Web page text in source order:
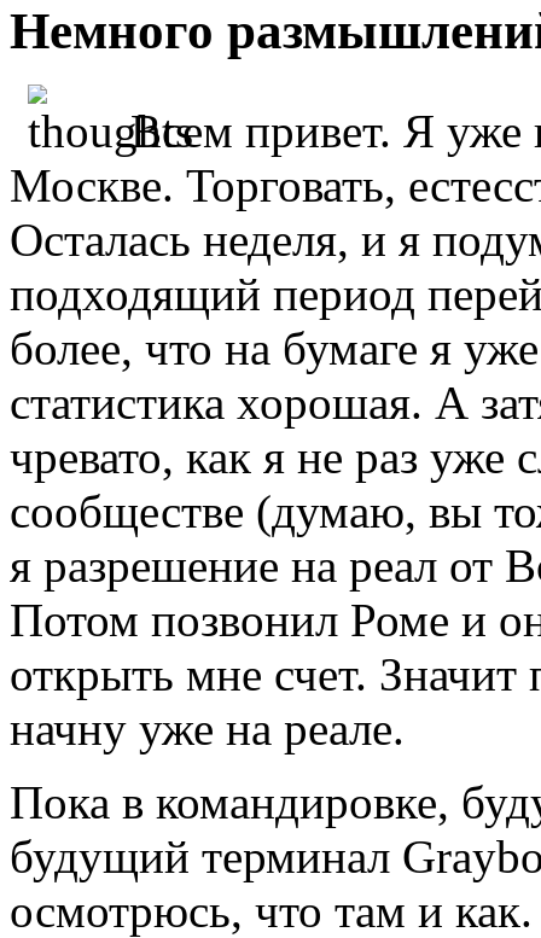
Немного
Всем привет. Я уже
Москве. Торговать,
Осталась неделя, и я
подходящий период
более, что на бумаге я
статистика хорошая. А
чревато, как я не раз уже
сообществе (думаю, вы
я разрешение на реал от
Потом позвонил Роме и
открыть мне счет.
начну уже на реале.
Пока в командировке,
будущий терминал
осмотрюсь, что там и как.